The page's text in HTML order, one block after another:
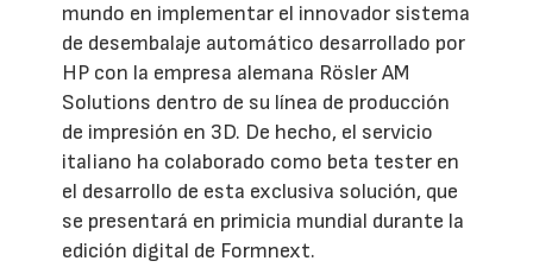
mundo en implementar el innovador sistema
de desembalaje automático desarrollado por
HP con la empresa alemana Rösler AM
Solutions dentro de su línea de producción
de impresión en 3D. De hecho, el servicio
italiano ha colaborado como beta tester en
el desarrollo de esta exclusiva solución, que
se presentará en primicia mundial durante la
edición digital de Formnext.